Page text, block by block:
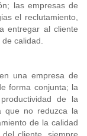
las empresas de
el reclutamiento,
entregar al cliente
calidad.
una empresa de
forma conjunta; la
de la
que no reduzca la
de la calidad